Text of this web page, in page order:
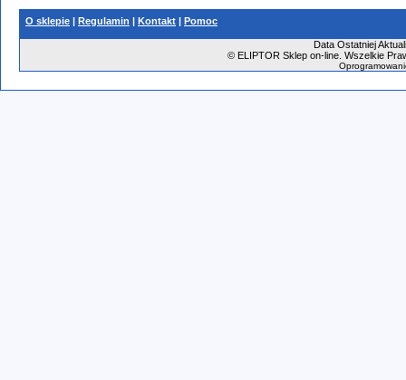
O sklepie | Regulamin | Kontakt | Pomoc
Data Ostatniej
©ELIPTOR Sklep on-line. Wszelkie